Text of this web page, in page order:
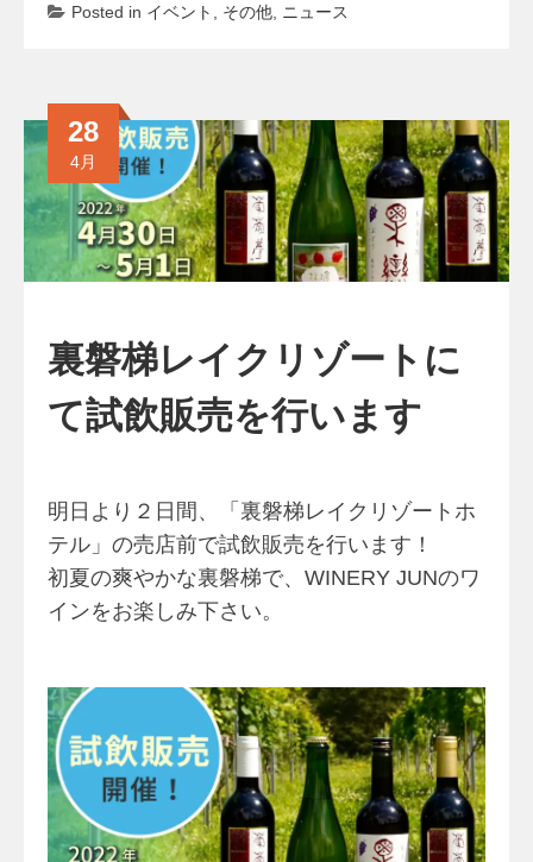
Posted in イベント その他 ニュース
裏磐梯レイクリゾートに
て試飲販売を行います
28
4月
明日より２日間、「裏磐梯レイクリゾートホ
テル」の売店前で試飲販売を行います！
初夏の爽やかな裏磐梯で、WINERY JUNのワ
インをお楽しみ下さい。